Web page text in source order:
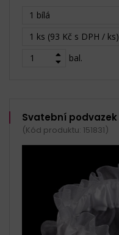
1 bílá
1 ks (93 Kč s DPH / ks)
bal.
Svatební podvazek
(Kód produktu: 151831)